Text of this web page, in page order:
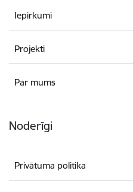
Iepirkumi
Projekti
Par mums
Noderīgi
Privātuma politika